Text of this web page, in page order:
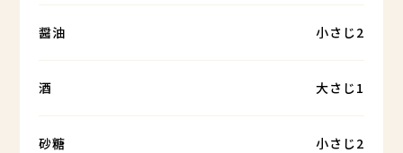
醤油 小さじ2
酒 大さじ1
砂糖 小さじ2